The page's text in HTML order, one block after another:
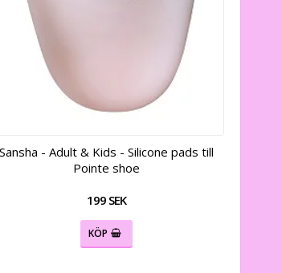
Sansha - Adult & Kids - Silicone pads till
Pointe shoe
199 SEK
KÖP